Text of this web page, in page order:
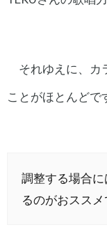
それゆえに、カ
ことがほとんどで
調整する場合
るのがおススメ